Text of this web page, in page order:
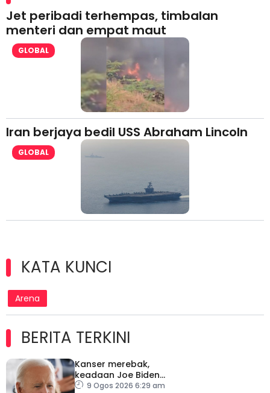
Jet peribadi terhempas, timbalan
menteri dan empat maut
GLOBAL
Iran berjaya bedil USS Abraham Lincoln
GLOBAL
KATA KUNCI
Arena
BERITA TERKINI
Kanser merebak,
keadaan Joe Biden
semakin serius
9 Ogos 2026 6:29 am